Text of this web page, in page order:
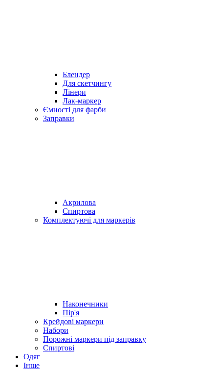
Блендер
Для скетчингу
Лінери
Лак-маркер
Ємності для фарби
Заправки
Акрилова
Спиртова
Комплектуючі для маркерів
Наконечники
Пір'я
Крейдові маркери
Набори
Порожні маркери під заправку
Спиртові
Одяг
Інше